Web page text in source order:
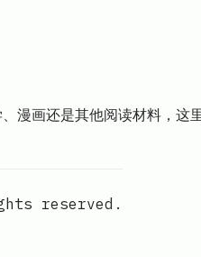
漫画还是其他阅读材料，
reserved.